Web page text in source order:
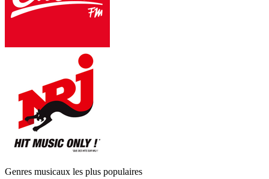
Genres musicaux les plus populaires